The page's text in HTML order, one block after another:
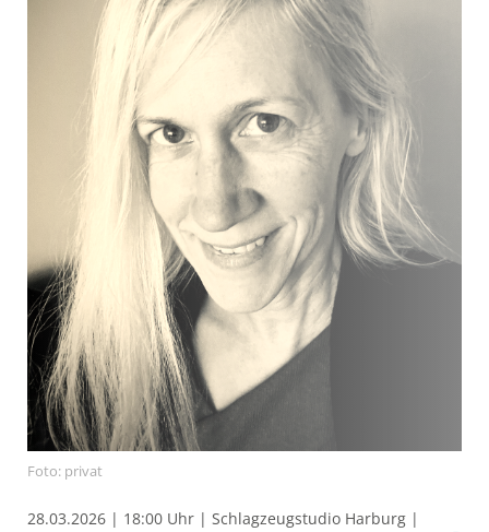
Foto: privat
28.03.2026 | 18:00 Uhr | Schlagzeugstudio Harburg |